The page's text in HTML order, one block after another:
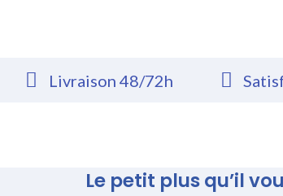
Livraison 48/72h
Le petit plus qu’il